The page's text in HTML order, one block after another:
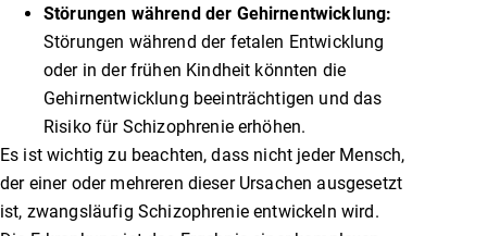
Störungen während der Gehirnentwicklung:
Störungen während der fetalen Entwicklung
oder in der frühen Kindheit könnten die
Gehirnentwicklung beeinträchtigen und das
Risiko für Schizophrenie erhöhen.
Es ist wichtig zu beachten, dass nicht jeder Mensch,
der einer oder mehreren dieser Ursachen ausgesetzt
ist, zwangsläufig Schizophrenie entwickeln wird.